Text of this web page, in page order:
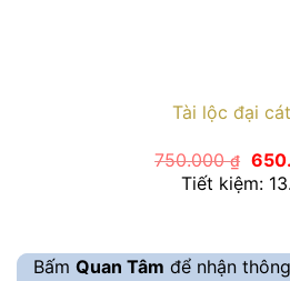
Tài lộc đại
750.000₫ Giá
gốc
là:
Tiết kiệm:
Bấm Quan Tâm để nhận